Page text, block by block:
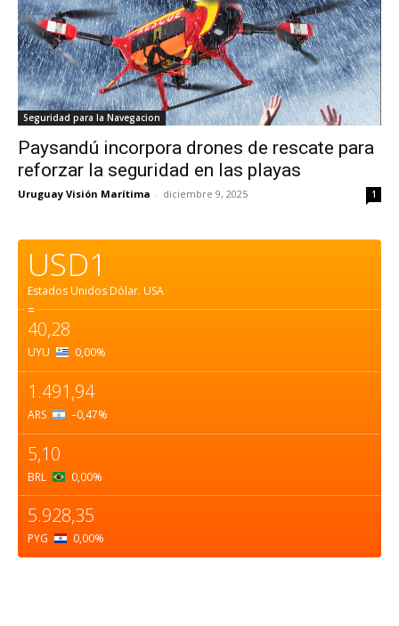
Seguridad para la Navegacion
Paysandú incorpora drones de rescate para
reforzar la seguridad en las playas
Uruguay Visión Marítima - diciembre 9, 2025 1
USD1
Estados Unidos Dólar. USA
=
40,28
UYU 0,00%
1.491,94
ARS –0,47%
5,10
BRL 0,00%
5.928,35
PYG 0,00%